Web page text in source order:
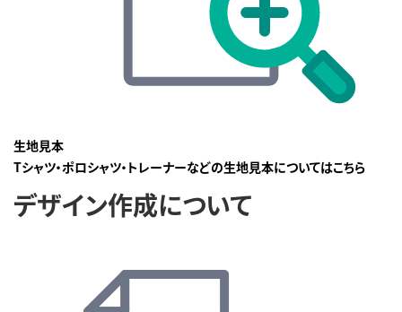
生地見本
Tシャツ・ポロシャツ・トレーナーなどの生地見本についてはこちら
デザイン作成について